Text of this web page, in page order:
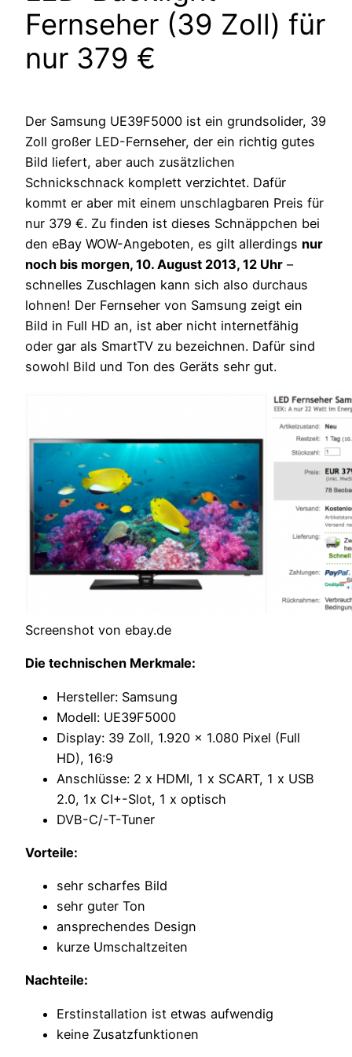
Fernseher (39 Zoll) für
nur 379 €
Der Samsung UE39F5000 ist ein grundsolider, 39
Zoll großer LED-Fernseher, der ein richtig gutes
Bild liefert, aber auch zusätzlichen
Schnickschnack komplett verzichtet. Dafür
kommt er aber mit einem unschlagbaren Preis für
nur 379 €. Zu finden ist dieses Schnäppchen bei
den eBay WOW-Angeboten, es gilt allerdings nur
noch bis morgen, 10. August 2013, 12 Uhr –
schnelles Zuschlagen kann sich also durchaus
lohnen! Der Fernseher von Samsung zeigt ein
Bild in Full HD an, ist aber nicht internetfähig
oder gar als SmartTV zu bezeichnen. Dafür sind
sowohl Bild und Ton des Geräts sehr gut.
Screenshot von ebay.de
Die technischen Merkmale:
Hersteller: Samsung
Modell: UE39F5000
Display: 39 Zoll, 1.920 x 1.080 Pixel (Full
HD), 16:9
Anschlüsse: 2 x HDMI, 1 x SCART, 1 x USB
2.0, 1x CI+-Slot, 1 x optisch
DVB-C/-T-Tuner
Vorteile:
sehr scharfes Bild
sehr guter Ton
ansprechendes Design
kurze Umschaltzeiten
Nachteile:
Erstinstallation ist etwas aufwendig
keine Zusatzfunktionen